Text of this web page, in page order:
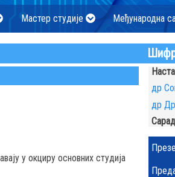
Мастер студије Међународна
у окциру основних студија
др
др